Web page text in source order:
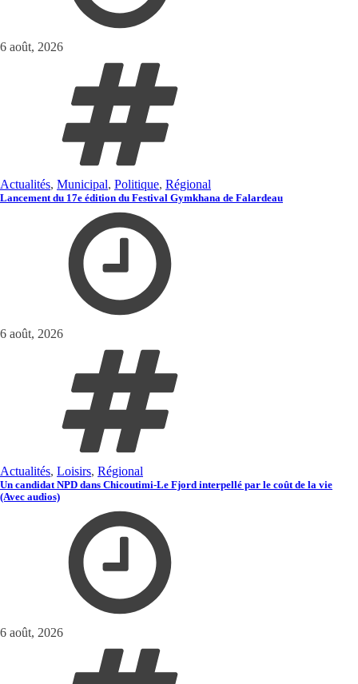
6 août, 2026
Actualités, Municipal, Politique, Régional
Lancement du 17e édition du Festival Gymkhana de Falardeau
6 août, 2026
Actualités, Loisirs, Régional
Un candidat NPD dans Chicoutimi-Le Fjord interpellé par le coût de la vie
(Avec audios)
6 août, 2026